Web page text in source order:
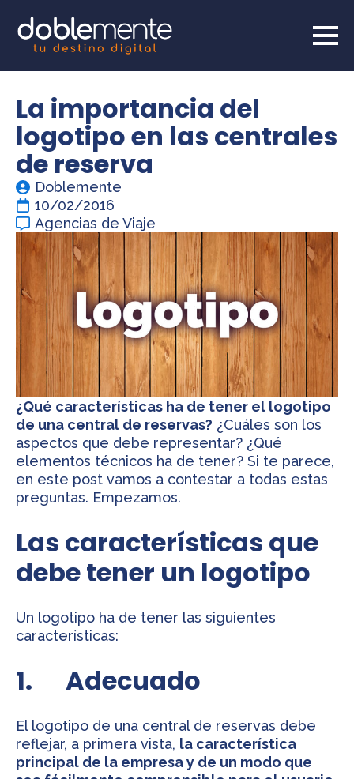
La importancia del
logotipo en las centrales
de reserva
Doblemente
10/02/2016
Agencias de Viaje
¿Qué características ha de tener el logotipo
de una central de reservas? ¿Cuáles son los
aspectos que debe representar? ¿Qué
elementos técnicos ha de tener? Si te parece,
en este post vamos a contestar a todas estas
preguntas. Empezamos.
Las características que
debe tener un logotipo
Un logotipo ha de tener las siguientes
características:
1. Adecuado
El logotipo de una central de reservas debe
reflejar, a primera vista, la característica
principal de la empresa y de un modo que